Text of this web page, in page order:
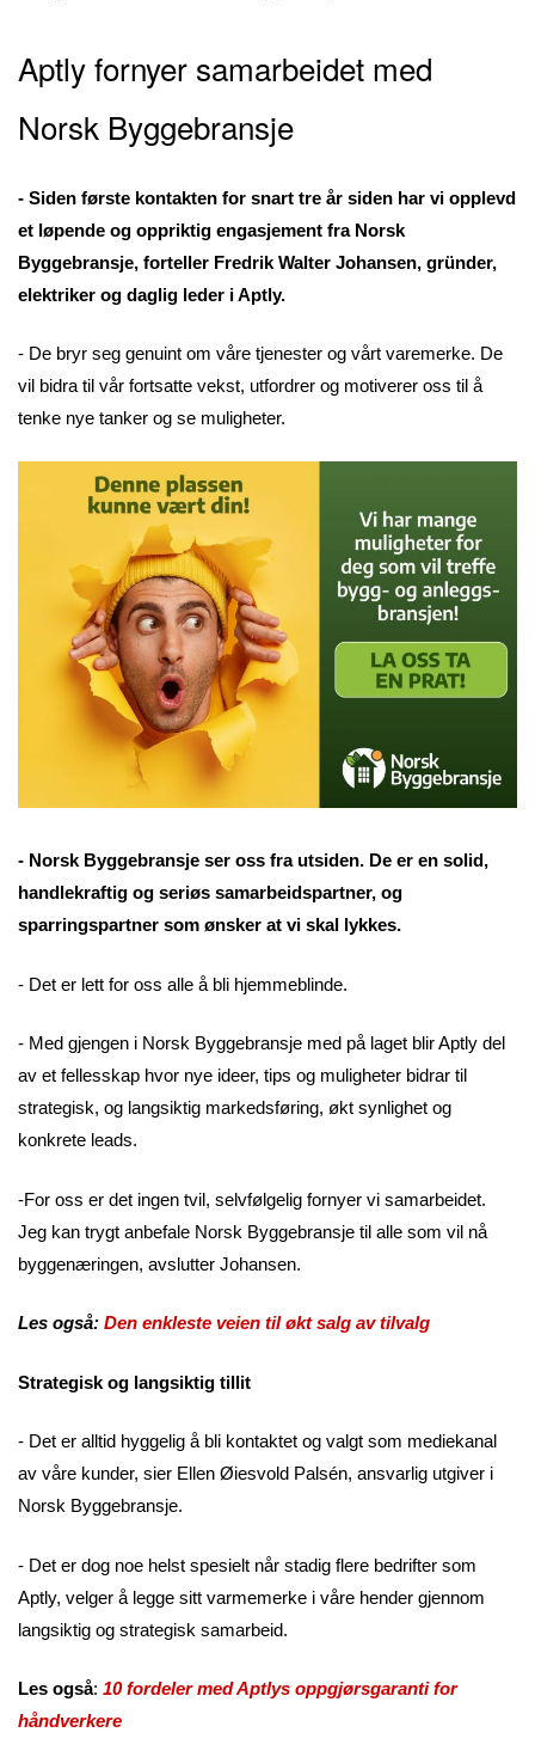
Aptly fornyer samarbeidet med
Norsk Byggebransje
- Siden første kontakten for snart tre år siden har vi opplevd
et løpende og oppriktig engasjement fra Norsk
Byggebransje, forteller Fredrik Walter Johansen, gründer,
elektriker og daglig leder i Aptly.
- De bryr seg genuint om våre tjenester og vårt varemerke. De
vil bidra til vår fortsatte vekst, utfordrer og motiverer oss til å
tenke nye tanker og se muligheter.
- Norsk Byggebransje ser oss fra utsiden. De er en solid,
handlekraftig og seriøs samarbeidspartner, og
sparringspartner som ønsker at vi skal lykkes.
- Det er lett for oss alle å bli hjemmeblinde.
- Med gjengen i Norsk Byggebransje med på laget blir Aptly del
av et fellesskap hvor nye ideer, tips og muligheter bidrar til
strategisk, og langsiktig markedsføring, økt synlighet og
konkrete leads.
-For oss er det ingen tvil, selvfølgelig fornyer vi samarbeidet.
Jeg kan trygt anbefale Norsk Byggebransje til alle som vil nå
byggenæringen, avslutter Johansen.
Les også: Den enkleste veien til økt salg av tilvalg
Strategisk og langsiktig tillit
- Det er alltid hyggelig å bli kontaktet og valgt som mediekanal
av våre kunder, sier Ellen Øiesvold Palsén, ansvarlig utgiver i
Norsk Byggebransje.
- Det er dog noe helst spesielt når stadig flere bedrifter som
Aptly, velger å legge sitt varmemerke i våre hender gjennom
langsiktig og strategisk samarbeid.
Les også: 10 fordeler med Aptlys oppgjørsgaranti for
håndverkere